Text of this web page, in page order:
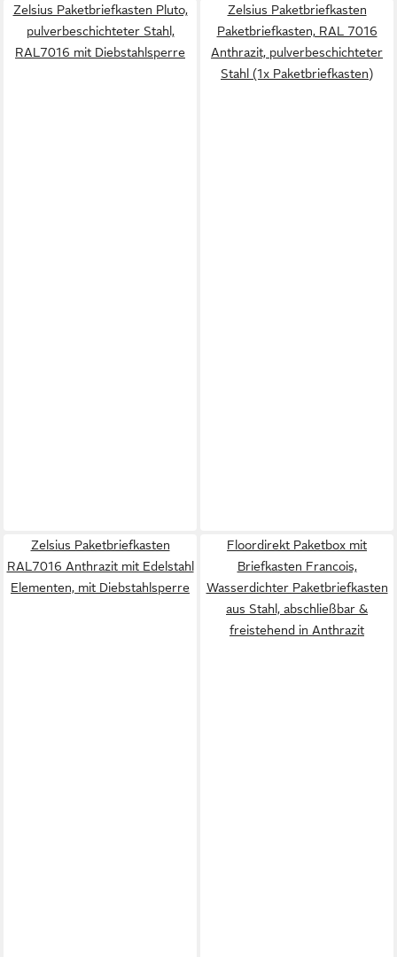
Zelsius Paketbriefkasten Pluto,
pulverbeschichteter Stahl,
RAL7016 mit Diebstahlsperre
Zelsius Paketbriefkasten
Paketbriefkasten, RAL 7016
Anthrazit, pulverbeschichteter
Stahl (1x Paketbriefkasten)
Zelsius Paketbriefkasten
RAL7016 Anthrazit mit Edelstahl
Elementen, mit Diebstahlsperre
Floordirekt Paketbox mit
Briefkasten Francois,
Wasserdichter Paketbriefkasten
aus Stahl, abschließbar &
freistehend in Anthrazit